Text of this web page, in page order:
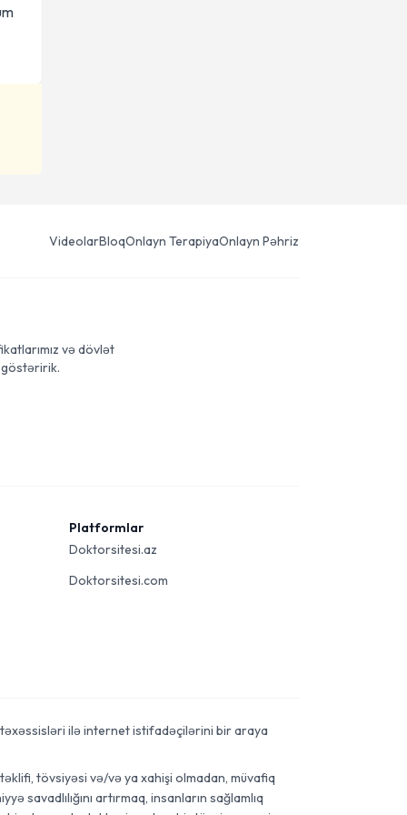
VideolarBloqOnlayn TerapiyaOnlayn Pəhriz
və dövlət
göstəririk.
Platformlar
Doktorsitesi.az
Doktorsitesi.com
ilə internet istifadəçilərini bir araya
tövsiyəsi və/və ya xahişi olmadan, müvafiq
savadlılığını artırmaq, insanların sağlamlıq